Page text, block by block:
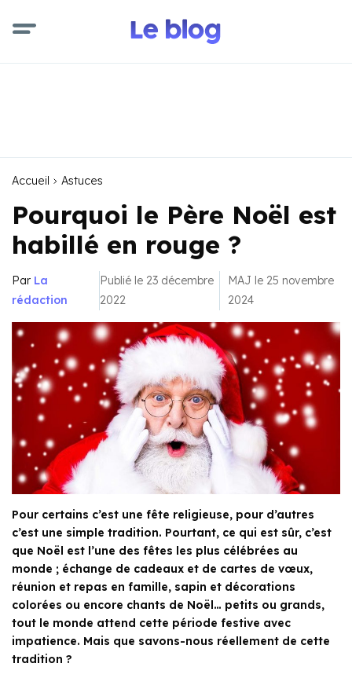
Accueil Astuces
Pourquoi le Père Noël est
habillé en rouge ?
Par La
rédaction
Publié le 23 décembre
2022
MAJ le 25 novembre
2024
Pour certains c’est une fête religieuse, pour d’autres
c’est une simple tradition. Pourtant, ce qui est sûr, c’est
que Noël est l’une des fêtes les plus célébrées au
monde ; échange de cadeaux et de cartes de vœux,
réunion et repas en famille, sapin et décorations
colorées ou encore chants de Noël… petits ou grands,
tout le monde attend cette période festive avec
impatience. Mais que savons-nous réellement de cette
tradition ?